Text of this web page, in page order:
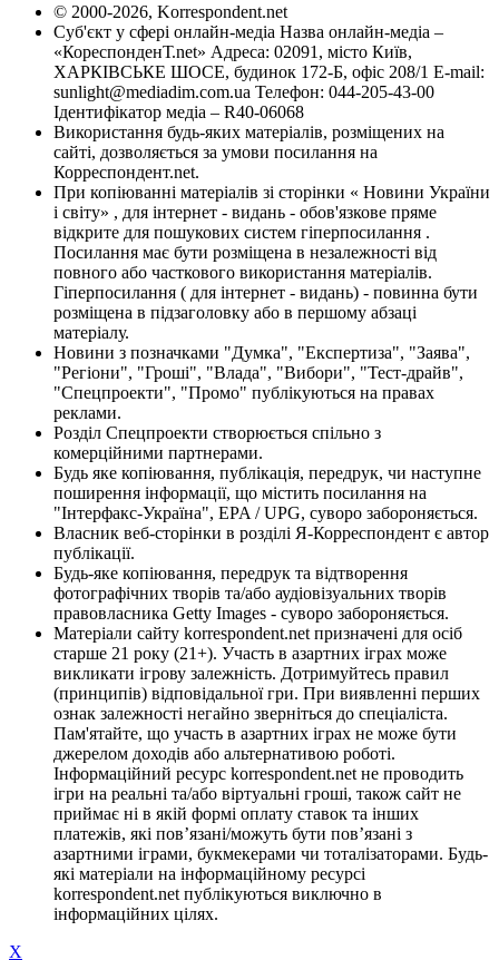
© 2000-2026, Korrespondent.net
Суб'єкт у сфері онлайн-медіа Назва онлайн-медіа –
«КореспонденТ.net» Адреса: 02091, місто Київ,
ХАРКІВСЬКЕ ШОСЕ, будинок 172-Б, офіс 208/1 E-mail:
sunlight@mediadim.com.ua Телефон: 044-205-43-00
Ідентифікатор медіа – R40-06068
Використання будь-яких матеріалів, розміщених на
сайті, дозволяється за умови посилання на
Корреспондент.net.
При копіюванні матеріалів зі сторінки « Новини України
і світу» , для інтернет - видань - обов'язкове пряме
відкрите для пошукових систем гіперпосилання .
Посилання має бути розміщена в незалежності від
повного або часткового використання матеріалів.
Гіперпосилання ( для інтернет - видань) - повинна бути
розміщена в підзаголовку або в першому абзаці
матеріалу.
Новини з позначками "Думка", "Експертиза", "Заява",
"Регіони", "Гроші", "Влада", "Вибори", "Тест-драйв",
"Спецпроекти", "Промо" публікуються на правах
реклами.
Розділ Спецпроекти створюється спільно з
комерційними партнерами.
Будь яке копіювання, публікація, передрук, чи наступне
поширення інформації, що містить посилання на
"Інтерфакс-Україна", EPA / UPG, суворо забороняється.
Власник веб-сторінки в розділі Я-Корреспондент є автор
публікації.
Будь-яке копіювання, передрук та відтворення
фотографічних творів та/або аудіовізуальних творів
правовласника Getty Images - суворо забороняється.
Матеріали сайту korrespondent.net призначені для осіб
старше 21 року (21+). Участь в азартних іграх може
викликати ігрову залежність. Дотримуйтесь правил
(принципів) відповідальної гри. При виявленні перших
ознак залежності негайно зверніться до спеціаліста.
Пам'ятайте, що участь в азартних іграх не може бути
джерелом доходів або альтернативою роботі.
Інформаційний ресурс korrespondent.net не проводить
ігри на реальні та/або віртуальні гроші, також сайт не
приймає ні в якій формі оплату ставок та інших
платежів, які пов’язані/можуть бути пов’язані з
азартними іграми, букмекерами чи тоталізаторами. Будь-
які матеріали на інформаційному ресурсі
korrespondent.net публікуються виключно в
інформаційних цілях.
X